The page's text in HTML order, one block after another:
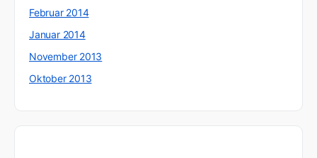
Februar 2014
Januar 2014
November 2013
Oktober 2013